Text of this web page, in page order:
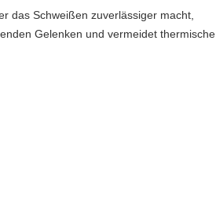
das Schweißen zuverlässiger macht,
Gelenken und vermeidet thermische